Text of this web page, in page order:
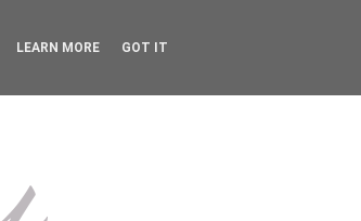
LEARN MORE GOT IT